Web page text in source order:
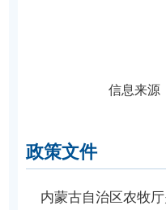
信息来源
政策文件
内蒙古自治区农牧